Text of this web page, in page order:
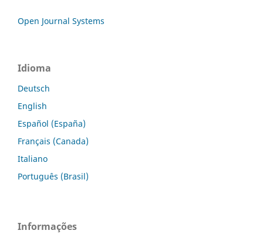
Open Journal Systems
Idioma
Deutsch
English
Español (España)
Français (Canada)
Italiano
Português (Brasil)
Informações